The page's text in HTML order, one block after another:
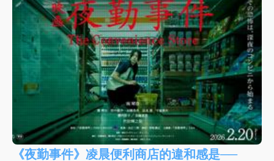
《夜勤事件》凌晨便利商店的違和感是──